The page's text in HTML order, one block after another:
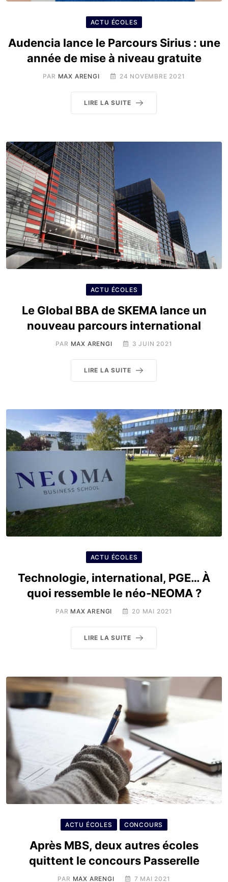
ACTU ÉCOLES
Audencia lance le Parcours Sirius : une
année de mise à niveau gratuite
PAR MAX ARENGI 24 NOVEMBRE 2021
LIRE LA SUITE
ACTU ÉCOLES
Le Global BBA de SKEMA lance un
nouveau parcours international
PAR MAX ARENGI 3 JUIN 2021
LIRE LA SUITE
ACTU ÉCOLES
Technologie, international, PGE… À
quoi ressemble le néo-NEOMA ?
PAR MAX ARENGI 20 MAI 2021
LIRE LA SUITE
ACTU ÉCOLES CONCOURS
Après MBS, deux autres écoles
quittent le concours Passerelle
PAR MAX ARENGI 7 MAI 2021